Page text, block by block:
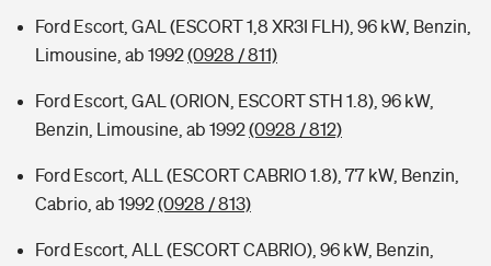
Ford Escort, GAL (ESCORT 1,8 XR3I FLH), 96 kW, Benzin,
Limousine, ab 1992(0928 / 811)
Ford Escort, GAL (ORION, ESCORT STH 1.8), 96 kW,
Benzin, Limousine, ab 1992(0928 / 812)
Ford Escort, ALL (ESCORT CABRIO 1.8), 77 kW, Benzin,
Cabrio, ab 1992(0928 / 813)
Ford Escort, ALL (ESCORT CABRIO), 96 kW, Benzin,